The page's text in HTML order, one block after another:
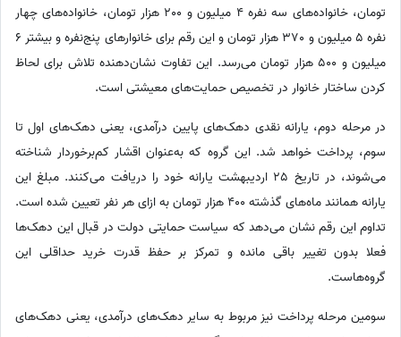
تومان، خانواده‌های سه نفره 4 میلیون و 200 هزار تومان، خانواده‌های چهار
نفره 5 میلیون و 370 هزار تومان و این رقم برای خانوارهای پنج‌نفره و بیشتر 6
میلیون و 500 هزار تومان می‌رسد. این تفاوت نشان‌دهنده تلاش برای لحاظ
کردن ساختار خانوار در تخصیص حمایت‌های معیشتی است.
در مرحله دوم، یارانه نقدی دهک‌های پایین درآمدی، یعنی دهک‌های اول تا
سوم، پرداخت خواهد شد. این گروه که به‌عنوان اقشار کم‌برخوردار شناخته
می‌شوند، در تاریخ 25 اردیبهشت یارانه خود را دریافت می‌کنند. مبلغ این
یارانه همانند ماه‌های گذشته 400 هزار تومان به ازای هر نفر تعیین شده است.
تداوم این رقم نشان می‌دهد که سیاست حمایتی دولت در قبال این دهک‌ها
فعلا بدون تغییر باقی مانده و تمرکز بر حفظ قدرت خرید حداقلی این
گروه‌هاست.
سومین مرحله پرداخت نیز مربوط به سایر دهک‌های درآمدی، یعنی دهک‌های